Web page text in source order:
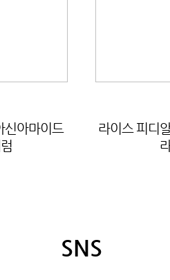
신아마이드
라이스 피디
SNS